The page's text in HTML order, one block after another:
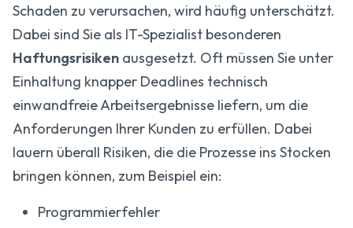
Schaden zu verursachen, wird häufig unterschätzt.
Dabei sind Sie als IT-Spezialist besonderen
Haftungsrisiken ausgesetzt. Oft müssen Sie unter
Einhaltung knapper Deadlines technisch
einwandfreie Arbeitsergebnisse liefern, um die
Anforderungen Ihrer Kunden zu erfüllen. Dabei
lauern überall Risiken, die die Prozesse ins Stocken
bringen können, zum Beispiel ein:
Programmierfehler